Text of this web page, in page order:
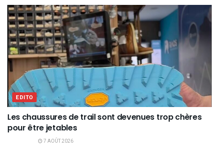
EDITO
Les chaussures de trail sont devenues trop chères
pour être jetables
7 AOÛT 2026